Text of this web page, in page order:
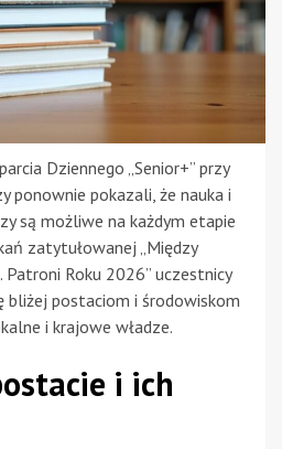
Dziennego „Senior+” przy
ponownie pokazali, że nauka i
są możliwe na każdym etapie
zatytułowanej „Między
Roku 2026” uczestnicy
bliżej postaciom i środowiskom
i krajowe władze.
i ich